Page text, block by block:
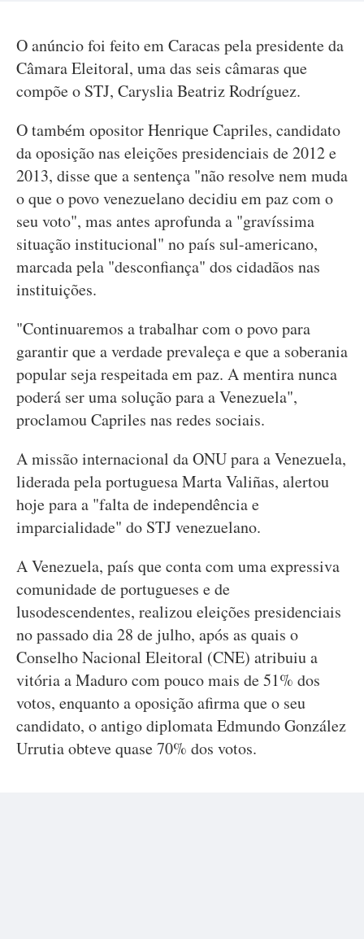
O anúncio foi feito em Caracas pela presidente da
Câmara Eleitoral, uma das seis câmaras que
compõe o STJ, Caryslia Beatriz Rodríguez.
O também opositor Henrique Capriles, candidato
da oposição nas eleições presidenciais de 2012 e
2013, disse que a sentença "não resolve nem muda
o que o povo venezuelano decidiu em paz com o
seu voto", mas antes aprofunda a "gravíssima
situação institucional" no país sul-americano,
marcada pela "desconfiança" dos cidadãos nas
instituições.
"Continuaremos a trabalhar com o povo para
garantir que a verdade prevaleça e que a soberania
popular seja respeitada em paz. A mentira nunca
poderá ser uma solução para a Venezuela",
proclamou Capriles nas redes sociais.
A missão internacional da ONU para a Venezuela,
liderada pela portuguesa Marta Valiñas, alertou
hoje para a "falta de independência e
imparcialidade" do STJ venezuelano.
A Venezuela, país que conta com uma expressiva
comunidade de portugueses e de
lusodescendentes, realizou eleições presidenciais
no passado dia 28 de julho, após as quais o
Conselho Nacional Eleitoral (CNE) atribuiu a
vitória a Maduro com pouco mais de 51% dos
votos, enquanto a oposição afirma que o seu
candidato, o antigo diplomata Edmundo González
Urrutia obteve quase 70% dos votos.